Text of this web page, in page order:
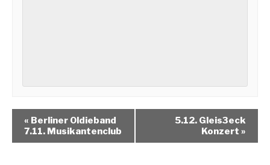
« Berliner Oldieband
7.11. Musikantenclub
5.12. Gleis3eck
Konzert »